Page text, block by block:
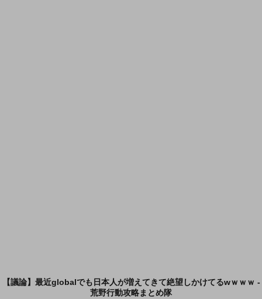
【議論】最近globalでも日本人が増えてきて絶望しかけてるwｗｗｗ -
荒野行動攻略まとめ隊